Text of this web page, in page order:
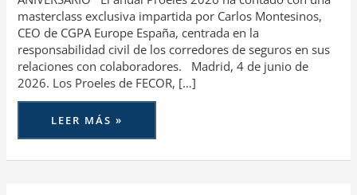
masterclass exclusiva impartida por Carlos Montesinos,
CEO de CGPA Europe España, centrada en la
responsabilidad civil de los corredores de seguros en sus
relaciones con colaboradores. Madrid, 4 de junio de
2026. Los Proeles de FECOR, […]
LEER MÁS »